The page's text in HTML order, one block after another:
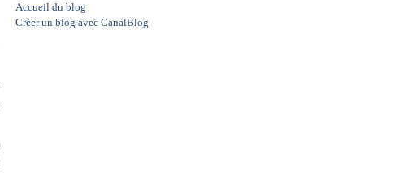
Accueil du blog
Créer un blog avec CanalBlog